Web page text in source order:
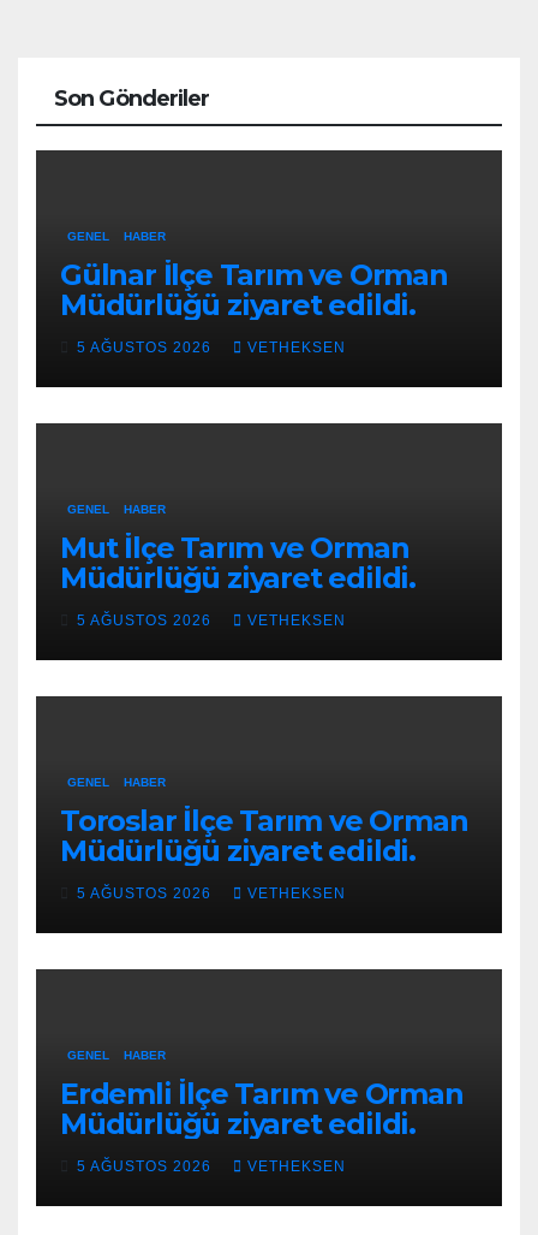
Son Gönderiler
GENEL HABER
Gülnar İlçe Tarım ve Orman
Müdürlüğü ziyaret edildi.
5 AĞUSTOS 2026 VETHEKSEN
GENEL HABER
Mut İlçe Tarım ve Orman
Müdürlüğü ziyaret edildi.
5 AĞUSTOS 2026 VETHEKSEN
GENEL HABER
Toroslar İlçe Tarım ve Orman
Müdürlüğü ziyaret edildi.
5 AĞUSTOS 2026 VETHEKSEN
GENEL HABER
Erdemli İlçe Tarım ve Orman
Müdürlüğü ziyaret edildi.
5 AĞUSTOS 2026 VETHEKSEN